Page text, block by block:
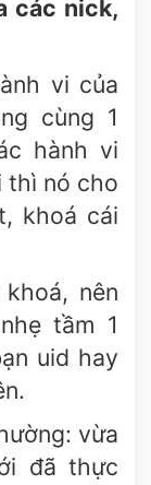
các nick,
vi của
cùng 1
hành vi
thì nó cho
khoá cái
nên
tầm 1
uid hay
vừa
đã thực